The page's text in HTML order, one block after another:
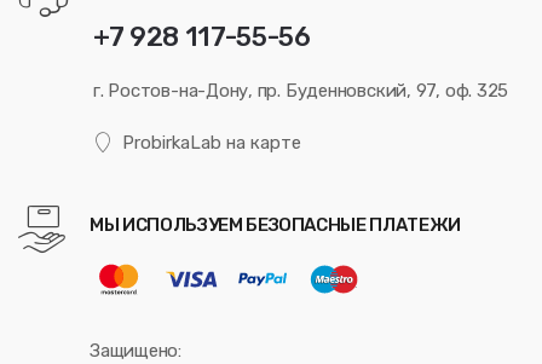
+7 928 117-55-56
г. Ростов-на-Дону, пр. Буденновский, 97, оф. 325
ProbirkaLab на карте
МЫ ИСПОЛЬЗУЕМ БЕЗОПАСНЫЕ ПЛАТЕЖИ
Защищено: